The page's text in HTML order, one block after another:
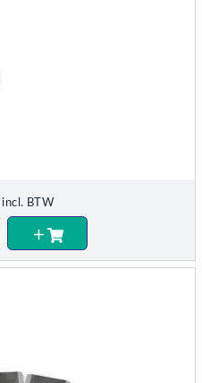
incl. BTW